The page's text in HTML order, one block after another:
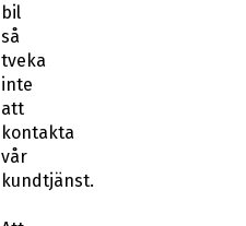
bil
så
tveka
inte
att
kontakta
vår
kundtjänst.